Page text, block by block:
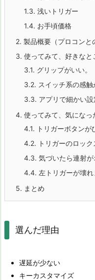
1.3. 浅いトリガー
1.4. お手頃価格
2. 製品概要（プロコンと
3. 使ってみて、好きなと
3.1. グリップがいい。
3.2. スイッチ系の感触
3.3. アプリで細かい
4. 使ってみて、気になっ
4.1. トリガーボタンが
4.2. トリガーのロッ
4.3. 気づいたら連射が
4.4. 左トリガーが壊
5. まとめ
選んだ理由
遅延が少ない
キーカスタマイズ